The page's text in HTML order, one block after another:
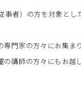
事者）の方を対象とし
門家の方々にお集ま
講師の方々にもお越